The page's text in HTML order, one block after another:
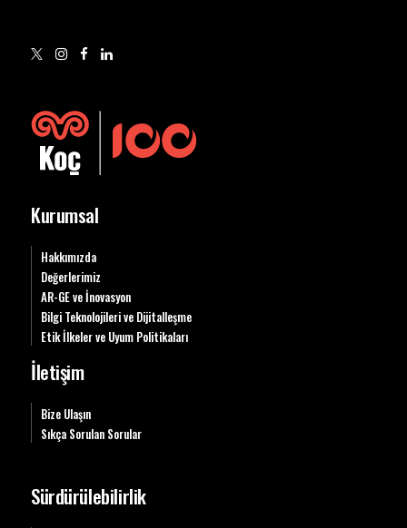
Kurumsal
Hakkımızda
Değerlerimiz
AR-GE ve İnovasyon
Bilgi Teknolojileri ve Dijitalleşme
Etik İlkeler ve Uyum Politikaları
İletişim
Bize Ulaşın
Sıkça Sorulan Sorular
Sürdürülebilirlik